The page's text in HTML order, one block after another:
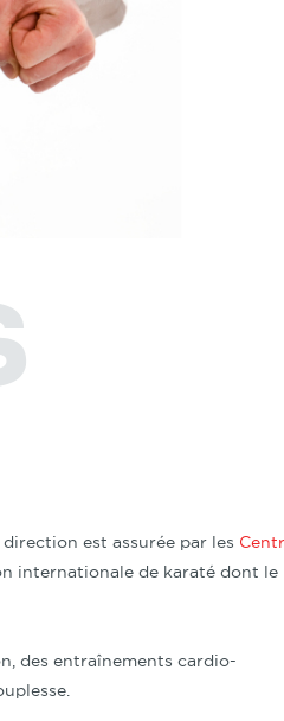
est assurée par les
internationale de karaté dont le
des entraînements cardio-